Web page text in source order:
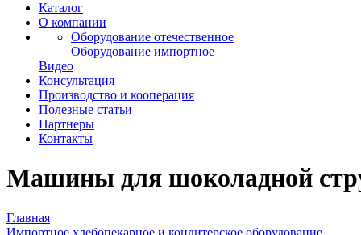
Каталог
О компании
Оборудование отечественное
Оборудование импортное
Видео
Консультация
Производство и кооперация
Полезные статьи
Партнеры
Контакты
Машины для шоколадной
Главная
Импортное хлебопекарное и кондитерское оборудование